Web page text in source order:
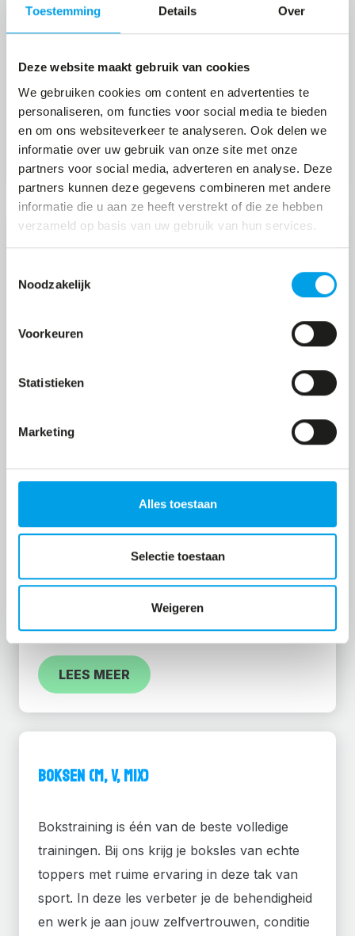
Toestemming Details Over
Deze website maakt gebruik van cookies
We gebruiken cookies om content en advertenties te
personaliseren, om functies voor social media te bieden
en om ons websiteverkeer te analyseren. Ook delen we
informatie over uw gebruik van onze site met onze
partners voor social media, adverteren en analyse. Deze
partners kunnen deze gegevens combineren met andere
informatie die u aan ze heeft verstrekt of die ze hebben
verzameld op basis van uw gebruik van hun services.
Noodzakelijk
Voorkeuren
Statistieken
Marketing
Alles toestaan
Selectie toestaan
Weigeren
krachtiger. Is een oefening te zwaar of juist te
met een alternatief. BBB is écht voor iedereen
toegankelijk!
LEES MEER
Bootcamp
Je weet van tevoren nooit welke training er
op het programma staat. We maken gebruik
circuittraining. Het doel is om de kracht en het
teamverband, sport je intensiever, dan
lichaamseigen gewicht en natuurlijke
trainingsmaterialen zoals boomtakken,
autobanden, touwen, munitiekisten en houten
LEES MEER
Boksen (M, V, MIX)
Bokstraining is één van de beste volledige
trainingen. Bij ons krijg je boksles van echte
toppers met ruime ervaring in deze tak van
sport. In deze les verbeter je de behendigheid
en werk je aan jouw zelfvertrouwen, conditie